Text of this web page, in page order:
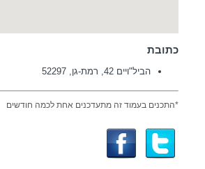
כתובת
הביל"ויים 42, רמת-גן, 52297
*התכנים בעמוד זה מתעדכנים אחת לכמה חודשים